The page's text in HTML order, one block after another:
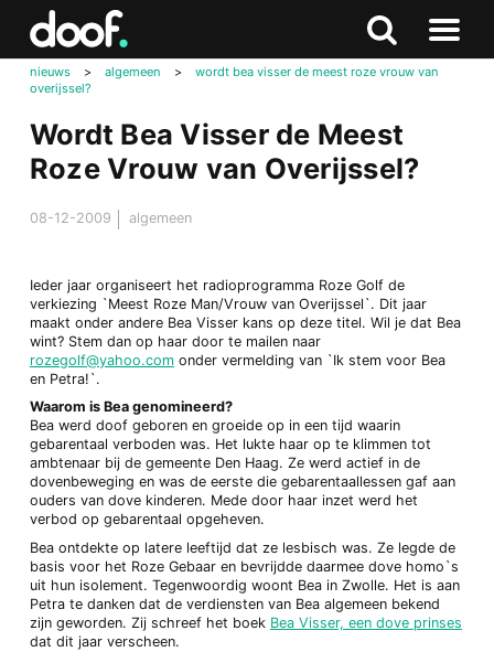
Zoeken
Naar
menu
nieuws > algemeen >
wordt bea visser de meest roze vrouw van
overijssel?
Wordt Bea Visser de Meest
Roze Vrouw van Overijssel?
08-12-2009 algemeen
Ieder jaar organiseert het radioprogramma Roze Golf de
verkiezing `Meest Roze Man/Vrouw van Overijssel`. Dit jaar
maakt onder andere Bea Visser kans op deze titel. Wil je dat Bea
wint? Stem dan op haar door te mailen naar
rozegolf@yahoo.com onder vermelding van `Ik stem voor Bea
en Petra!`.
Waarom is Bea genomineerd?
Bea werd doof geboren en groeide op in een tijd waarin
gebarentaal verboden was. Het lukte haar op te klimmen tot
ambtenaar bij de gemeente Den Haag. Ze werd actief in de
dovenbeweging en was de eerste die gebarentaallessen gaf aan
ouders van dove kinderen. Mede door haar inzet werd het
verbod op gebarentaal opgeheven.
Bea ontdekte op latere leeftijd dat ze lesbisch was. Ze legde de
basis voor het Roze Gebaar en bevrijdde daarmee dove homo`s
uit hun isolement. Tegenwoordig woont Bea in Zwolle. Het is aan
Petra te danken dat de verdiensten van Bea algemeen bekend
zijn geworden. Zij schreef het boek Bea Visser, een dove prinses
dat dit jaar verscheen.
Doof.nl
Zoeken
naar